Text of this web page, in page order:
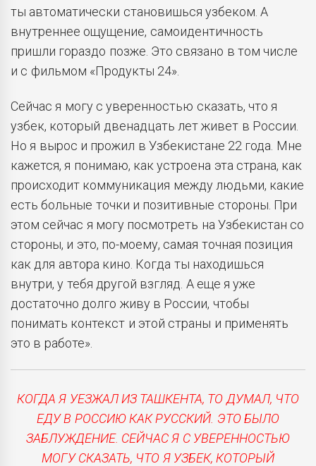
ты автоматически становишься узбеком. А
внутреннее ощущение, самоидентичность
пришли гораздо позже. Это связано в том числе
и с фильмом «Продукты 24».
Сейчас я могу с уверенностью сказать, что я
узбек, который двенадцать лет живет в России.
Но я вырос и прожил в Узбекистане 22 года. Мне
кажется, я понимаю, как устроена эта страна, как
происходит коммуникация между людьми, какие
есть больные точки и позитивные стороны. При
этом сейчас я могу посмотреть на Узбекистан со
стороны, и это, по-моему, самая точная позиция
как для автора кино. Когда ты находишься
внутри, у тебя другой взгляд. А еще я уже
достаточно долго живу в России, чтобы
понимать контекст и этой страны и применять
это в работе».
КОГДА Я УЕЗЖАЛ ИЗ ТАШКЕНТА, ТО ДУМАЛ, ЧТО
ЕДУ В РОССИЮ КАК РУССКИЙ. ЭТО БЫЛО
ЗАБЛУЖДЕНИЕ. СЕЙЧАС Я С УВЕРЕННОСТЬЮ
МОГУ СКАЗАТЬ, ЧТО Я УЗБЕК, КОТОРЫЙ